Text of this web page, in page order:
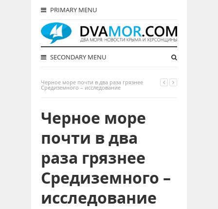
PRIMARY MENU
SECONDARY MENU
Черное море почти в два раза грязнее
Средиземного – исследование
Черное море
почти в два
раза грязнее
Средиземного –
исследование